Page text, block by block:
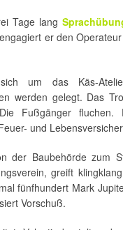
Tage lang
er den
um das Käs-
werden gelegt. Das
Fußgänger fluchen.
und
der Baubehörde zum
greift
fünfhundert Mark
Vorschuß.